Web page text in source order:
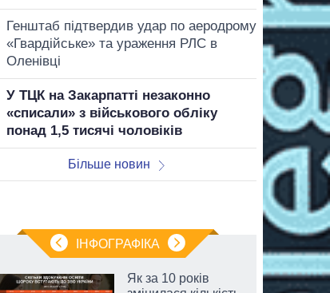
Генштаб підтвердив удар по аеродрому
«Гвардійське» та ураження РЛС в
Оленівці
У ТЦК на Закарпатті незаконно
«списали» з військового обліку
понад 1,5 тисячі чоловіків
Більше новин
ІНФОГРАФІКА
Як за 10 років